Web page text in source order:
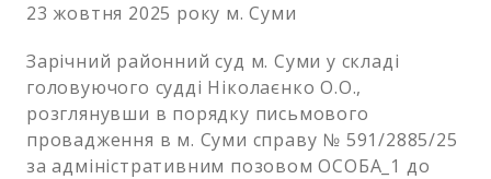
23 жовтня 2025 року м. Суми
Зарічний районний суд м. Суми у складі
головуючого судді Ніколаєнко О.О.,
розглянувши в порядку письмового
провадження в м. Суми справу № 591/2885/25
за адміністративним позовом ОСОБА_1 до